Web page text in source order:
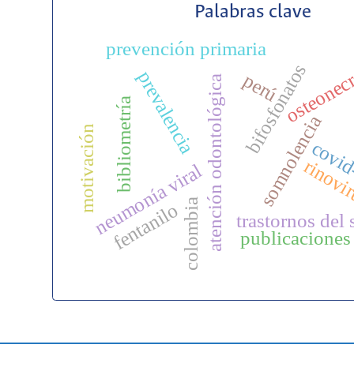
Palabras clave
bifosfonatos
atención odontológica
prevención primaria
somnolencia
trastornos del
prevalencia
neumonía viral publicaciones
colombia
bibliometría
perú
motivación
fentanilo